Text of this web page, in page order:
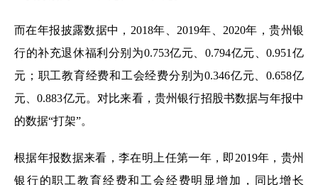
而在年报披露数据中，2018年、2019年、2020年，贵州银
行的补充退休福利分别为0.753亿元、0.794亿元、0.951亿
元；职工教育经费和工会经费分别为0.346亿元、0.658亿
元、0.883亿元。对比来看，贵州银行招股书数据与年报中
的数据“打架”。
根据年报数据来看，李在明上任第一年，即2019年，贵州
银行的职工教育经费和工会经费明显增加，同比增长